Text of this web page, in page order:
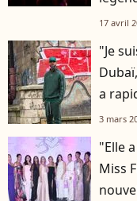
17 avril
"Je
a
3 mars
"Elle
Miss